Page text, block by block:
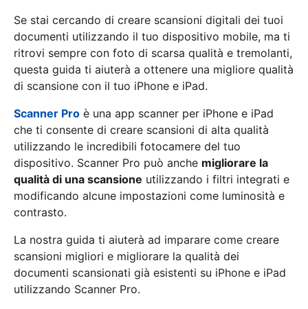
Se stai cercando di creare scansioni digitali dei tuoi
documenti utilizzando il tuo dispositivo mobile, ma ti
ritrovi sempre con foto di scarsa qualità e tremolanti,
questa guida ti aiuterà a ottenere una migliore qualità
di scansione con il tuo iPhone e iPad.
Scanner Pro è una app scanner per iPhone e iPad
che ti consente di creare scansioni di alta qualità
utilizzando le incredibili fotocamere del tuo
dispositivo. Scanner Pro può anche migliorare la
qualità di una scansione utilizzando i filtri integrati e
modificando alcune impostazioni come luminosità e
contrasto.
La nostra guida ti aiuterà ad imparare come creare
scansioni migliori e migliorare la qualità dei
documenti scansionati già esistenti su iPhone e iPad
utilizzando Scanner Pro.